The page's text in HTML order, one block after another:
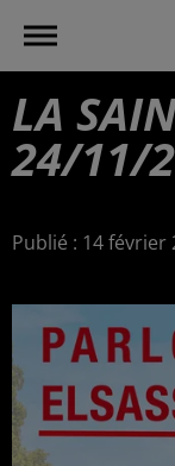
LA
24/11/
Publié : 14 février